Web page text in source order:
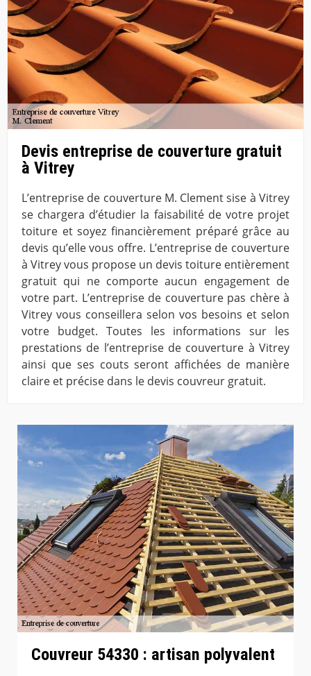
Devis entreprise de couverture gratuit
à Vitrey
L’entreprise de couverture M. Clement sise à Vitrey
se chargera d’étudier la faisabilité de votre projet
toiture et soyez financièrement préparé grâce au
devis qu’elle vous offre. L’entreprise de couverture
à Vitrey vous propose un devis toiture entièrement
gratuit qui ne comporte aucun engagement de
votre part. L’entreprise de couverture pas chère à
Vitrey vous conseillera selon vos besoins et selon
votre budget. Toutes les informations sur les
prestations de l’entreprise de couverture à Vitrey
ainsi que ses couts seront affichées de manière
claire et précise dans le devis couvreur gratuit.
Couvreur 54330 : artisan polyvalent